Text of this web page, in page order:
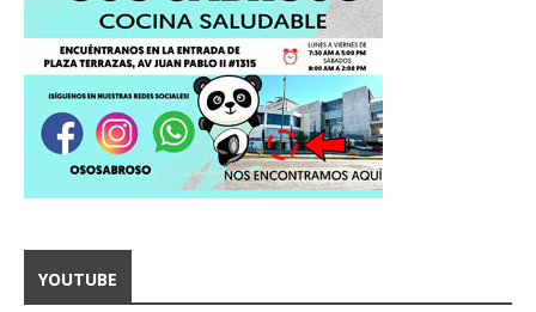
YOUTUBE